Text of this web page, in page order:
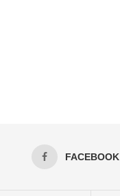
FACEBOOK